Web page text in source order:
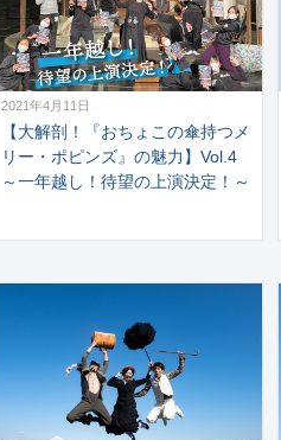
2021年4月11日
【大解剖！『おちょこの傘持つメ
リー・ポピンズ』の魅力】Vol.4
～一年越し！待望の上演決定！～